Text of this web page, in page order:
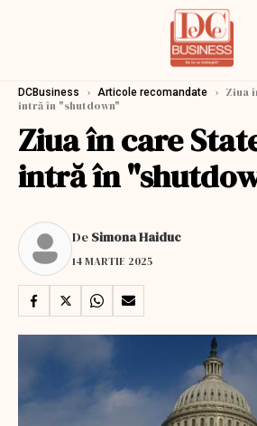
DCBusiness › Articole recomandate › Ziua
intră în "shutdown"
Ziua în care
intră în
De Simona Haiduc
14 MARTIE 2025